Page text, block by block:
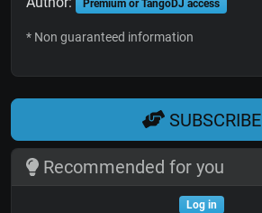
Premium or TangoDJ access
* Non guaranteed information
SUBSCRIBE
Recommended for you
Log in